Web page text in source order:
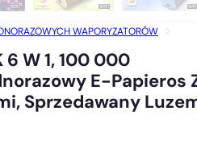
WAPORYZATORÓW
ZACIĄGNIĘĆ | JEDNORAZOWY E-
LUZEM
6 W 1, 100 000
E-Papieros
Sprzedawany